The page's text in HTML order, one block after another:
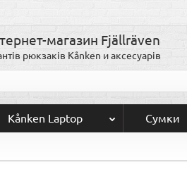
магазин Fjällräven
рюкзаків Kånken и аксесуарів
Kånken Laptop Сумки